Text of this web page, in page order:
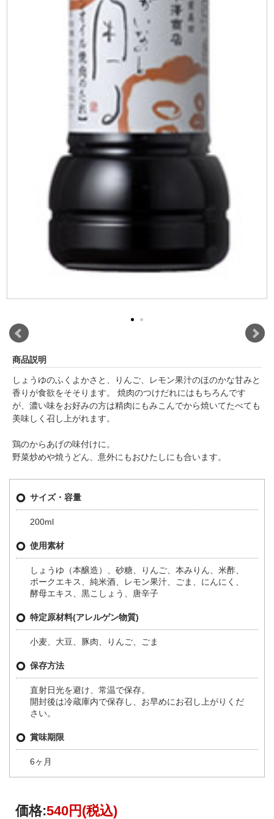
商品説明
しょうゆのふくよかさと、りんご、レモン果汁のほのかな甘みと
香りが食欲をそそります。 焼肉のつけだれにはもちろんです
が、濃い味をお好みの方は精肉にもみこんでから焼いてたべても
美味しく召し上がれます。
鶏のからあげの味付けに。
野菜炒めや焼うどん、意外にもおひたしにも合います。
サイズ・容量
200ml
使用素材
しょうゆ（本醸造）、砂糖、りんご、本みりん、米酢、
ポークエキス、純米酒、レモン果汁、ごま、にんにく、
酵母エキス、黒こしょう、唐辛子
特定原材料(アレルゲン物質)
小麦、大豆、豚肉、りんご、ごま
保存方法
直射日光を避け、常温で保存。
開封後は冷蔵庫内で保存し、お早めにお召し上がりくだ
さい。
賞味期限
6ヶ月
価格:540円 (税込)